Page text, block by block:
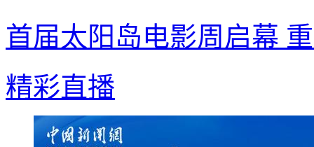
首届太阳岛电影周启幕
精彩直播